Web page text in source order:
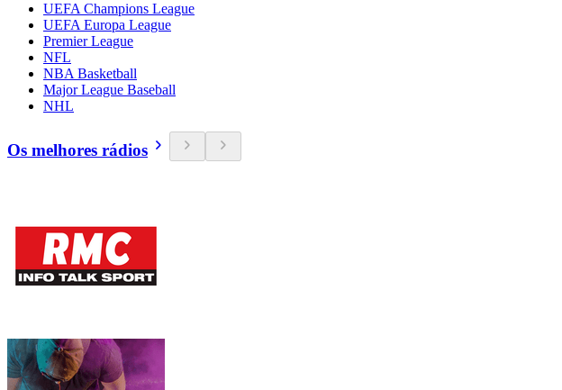
UEFA Champions League
UEFA Europa League
Premier League
NFL
NBA Basketball
Major League Baseball
NHL
Os melhores rádios